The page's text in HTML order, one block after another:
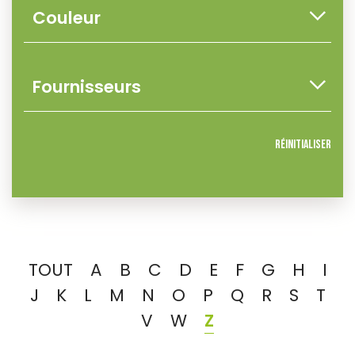
Réinitialiser
TOUT A B C D E F G H
I
J
K L M N O P Q R S
T
V
W Z